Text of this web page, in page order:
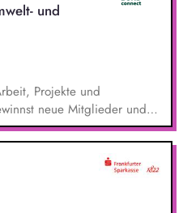
und
Projekte und
neue Mitglieder und
und Naturschutz. Du
, Arten- und Klimaschutz nach
unterstützt Kampagnen
das Sammeln von